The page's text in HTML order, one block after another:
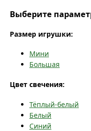
Выберите
Размер игрушки:
Мини
Большая
Цвет свечения:
Тёплый-белый
Белый
Синий